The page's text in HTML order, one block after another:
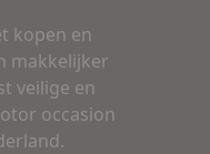
kopen en
makkelijker
veilige en
occasion